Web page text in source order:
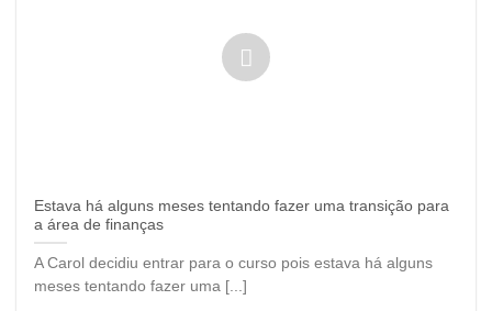
Estava há alguns meses tentando fazer uma transição para
a área de finanças
A Carol decidiu entrar para o curso pois estava há alguns
meses tentando fazer uma [...]